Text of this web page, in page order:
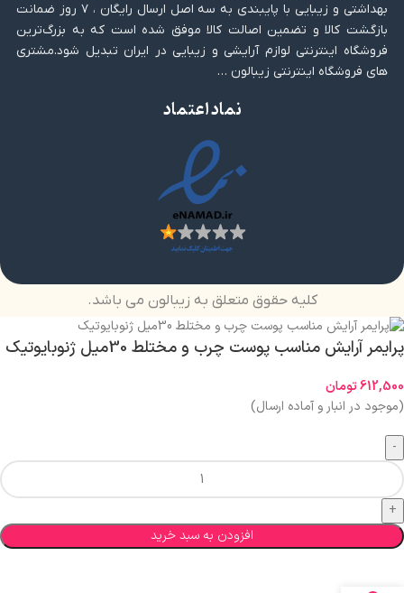
بهداشتی و زیبایی با پایبندی به سه اصل ارسال رایگان ، ۷ روز ضمانت
بازگشت کالا و تضمین اصالت کالا موفق شده است که به بزرگ‌ترین
فروشگاه اینترنتی لوازم آرایشی و زیبایی در ایران تبدیل شود.مشتری
های فروشگاه اینترنتی زیبالون …
نماد اعتماد
کلیه حقوق متعلق به زیبالون می باشد.
پرایمر آرایش مناسب پوست چرب و مختلط 30میل ژنوبایوتیک
612,500تومان
(موجود در انبار و آماده ارسال)
افزودن به سبد خرید